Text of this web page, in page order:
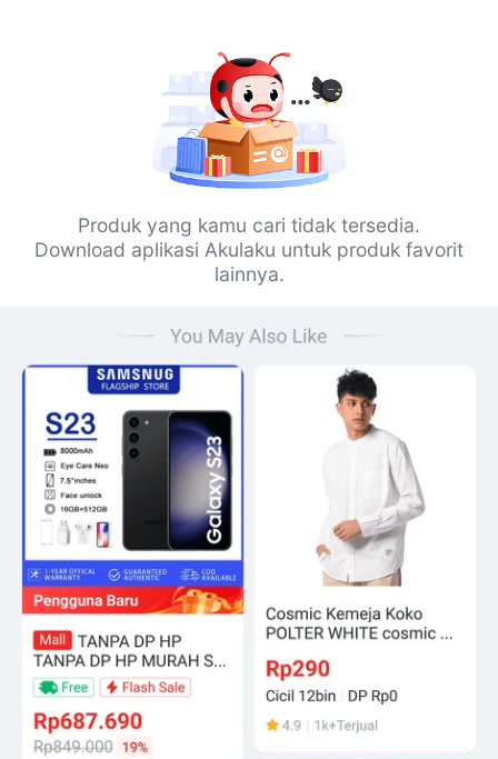
Produk yang kamu cari tidak tersedia.
Download aplikasi Akulaku untuk produk favorit
lainnya.